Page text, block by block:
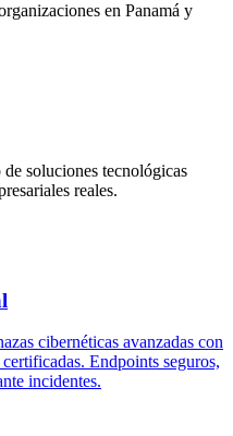
en Panamá y
soluciones tecnológicas
reales.
cibernéticas avanzadas con
Endpoints seguros,
incidentes.